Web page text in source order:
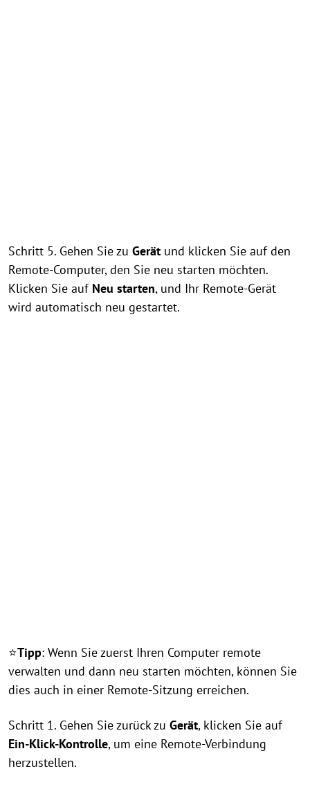
Schritt 5. Gehen Sie zu Gerät und klicken Sie auf den
Remote-Computer, den Sie neu starten möchten.
Klicken Sie auf Neu starten, und Ihr Remote-Gerät
wird automatisch neu gestartet.
⭐Tipp: Wenn Sie zuerst Ihren Computer remote
verwalten und dann neu starten möchten, können Sie
dies auch in einer Remote-Sitzung erreichen.
Schritt 1. Gehen Sie zurück zu Gerät, klicken Sie auf
Ein-Klick-Kontrolle, um eine Remote-Verbindung
herzustellen.